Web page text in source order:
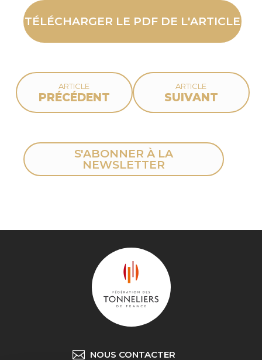
TÉLÉCHARGER LE PDF DE L'ARTICLE
ARTICLE
PRÉCÉDENT
ARTICLE
SUIVANT
S'ABONNER À LA
NEWSLETTER
NOUS CONTACTER